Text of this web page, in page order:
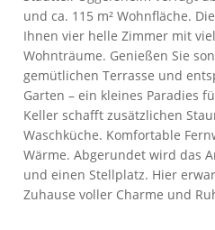
und ca. 115 m² Wohnfläche.
Ihnen vier helle Zimmer mit
Wohnträume. Genießen Sie
gemütlichen Terrasse und
Garten – ein kleines Paradies
Keller schafft zusätzlichen
Waschküche. Komfortable
Wärme. Abgerundet wird das
und einen Stellplatz. Hier
Zuhause voller Charme und